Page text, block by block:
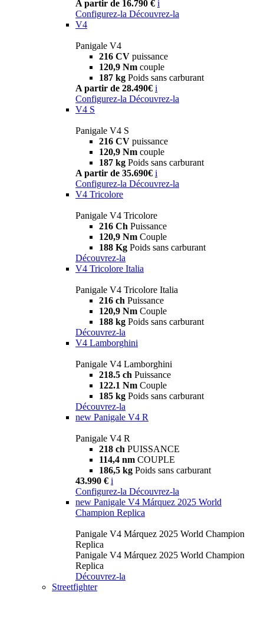
A partir de 16.790 € i
Configurez-la Découvrez-la
V4
Panigale V4
216 CV puissance
120,9 Nm couple
187 kg Poids sans carburant
A partir de 28.490€ i
Configurez-la Découvrez-la
V4 S
Panigale V4 S
216 CV puissance
120,9 Nm couple
187 kg Poids sans carburant
A partir de 35.690€ i
Configurez-la Découvrez-la
V4 Tricolore
Panigale V4 Tricolore
216 Ch Puissance
120,9 Nm Couple
188 Kg Poids sans carburant
Découvrez-la
V4 Tricolore Italia
Panigale V4 Tricolore Italia
216 ch Puissance
120,9 Nm Couple
188 kg Poids sans carburant
Découvrez-la
V4 Lamborghini
Panigale V4 Lamborghini
218.5 ch Puissance
122.1 Nm Couple
185 kg Poids sans carburant
Découvrez-la
new Panigale V4 R
Panigale V4 R
218 ch PUISSANCE
114,4 nm COUPLE
186,5 kg Poids sans carburant
43.990 € i
Configurez-la Découvrez-la
new Panigale V4 Márquez 2025 World
Champion Replica
Panigale V4 Márquez 2025 World Champion
Replica
Panigale V4 Márquez 2025 World Champion
Replica
Découvrez-la
Streetfighter